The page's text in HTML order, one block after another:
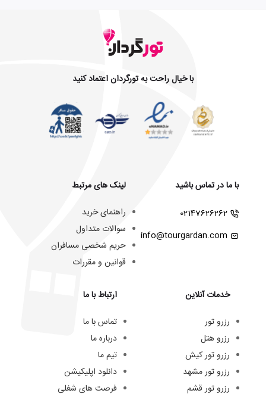
با خیال راحت به تورگردان اعتماد کنید
با ما در تماس باشید
02147626262
info@tourgardan.com
خدمات آنلاین
رزرو تور
رزرو هتل
رزرو تور کیش
رزرو تور مشهد
رزرو تور قشم
لینک های مرتبط
راهنمای خرید
سوالات متداول
حریم شخصی مسافران
قوانین و مقررات
ارتباط با ما
تماس با ما
درباره ما
تیم ما
دانلود اپلیکیشن
فرصت های شغلی